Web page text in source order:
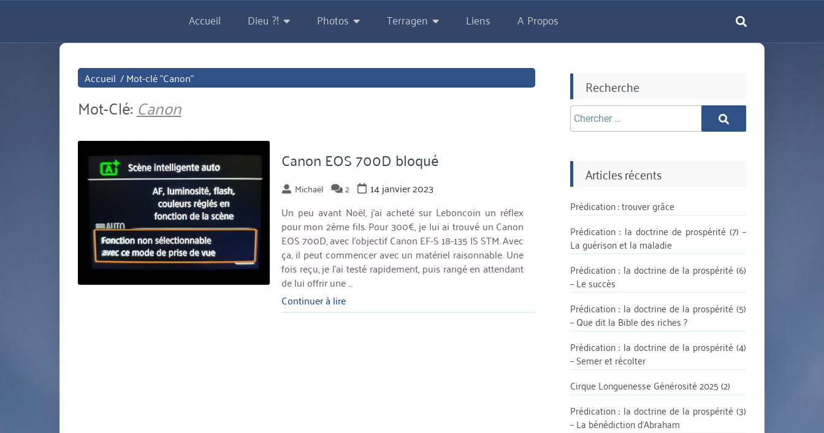
au
Accueil Dieu ?! Photos Terragen Liens A Propos
Accueil /Mot-clé "Canon"
Mot-Clé: Canon
Canon EOS 700D bloqué
Michaël 2
14 janvier 2023
Un peu avant Noël, j’ai acheté sur Leboncoin un réflex
pour mon 2ème fils. Pour 300€, je lui ai trouvé un Canon
EOS 700D, avec l’objectif Canon EF-S 18-135 IS STM. Avec
ça, il peut commencer avec un matériel raisonnable. Une
fois reçu, je l’ai testé rapidement, puis rangé en attendant
de lui offrir une …
Continuer à lire« Canon
EOS
Recherche
Chercher
aprè:
Chercher
Articles récents
Prédication : trouver grâce
Prédication : la doctrine de prospérité (7) –
La guérison et la maladie
Prédication : la doctrine de la prospérité (6)
– Le succès
Prédication : la doctrine de la prospérité (5)
– Que dit la Bible des riches ?
Prédication : la doctrine de la prospérité (4)
– Semer et récolter
Cirque Longuenesse Générosité 2025 (2)
Prédication : la doctrine de la prospérité (3)
– La bénédiction d’Abraham